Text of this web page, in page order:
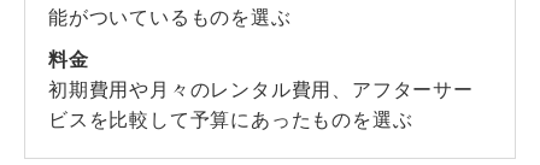
能がついているものを選ぶ
料金
初期費用や月々のレンタル費用、アフターサー
ビスを比較して予算にあったものを選ぶ